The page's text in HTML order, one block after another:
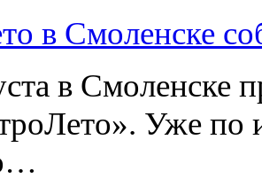
в Смоленске
в Смоленске
Уже по